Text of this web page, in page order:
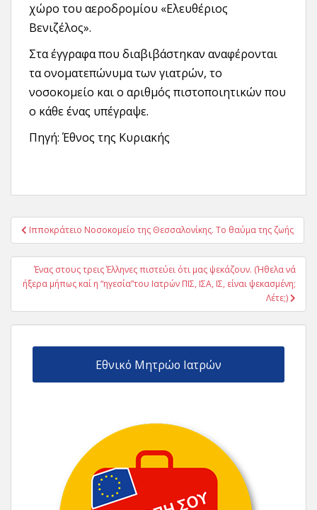
χώρο του αεροδρομίου «Ελευθέριος
Βενιζέλος».
Στα έγγραφα που διαβιβάστηκαν αναφέρονται
τα ονοματεπώνυμα των γιατρών, το
νοσοκομείο και ο αριθμός πιστοποιητικών που
ο κάθε ένας υπέγραψε.
Πηγή: Έθνος της Κυριακής
Πλοήγηση
άρθρων
Ιπποκράτειο Νοσοκομείο της Θεσσαλονίκης. Το θαύμα της ζωής
Ένας στους τρεις Έλληνες πιστεύει ότι μας ψεκάζουν. (Ήθελα νά
ήξερα μήπως καί η “ηγεσία”του Ιατρών ΠΙΣ, ΙΣΑ, ΙΣ, είναι ψεκασμένη;
Λέτε;)
Εθνικό Μητρώο Ιατρών